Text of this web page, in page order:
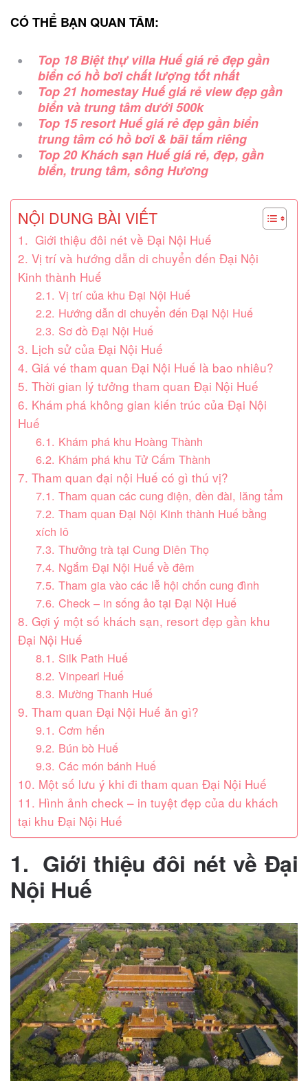
CÓ THỂ BẠN QUAN TÂM:
Top 18 Biệt thự villa Huế giá rẻ đẹp gần
biển có hồ bơi chất lượng tốt nhất
Top 21 homestay Huế giá rẻ view đẹp gần
biển và trung tâm dưới 500k
Top 15 resort Huế giá rẻ đẹp gần biển
trung tâm có hồ bơi & bãi tắm riêng
Top 20 Khách sạn Huế giá rẻ, đẹp, gần
biển, trung tâm, sông Hương
NỘI DUNG BÀI VIẾT
1. Giới thiệu đôi nét về Đại Nội Huế
2. Vị trí và hướng dẫn di chuyển đến Đại Nội
Kinh thành Huế
2.1. Vị trí của khu Đại Nội Huế
2.2. Hướng dẫn di chuyển đến Đại Nội Huế
2.3. Sơ đồ Đại Nội Huế
3. Lịch sử của Đại Nội Huế
4. Giá vé tham quan Đại Nội Huế là bao nhiêu?
5. Thời gian lý tưởng tham quan Đại Nội Huế
6. Khám phá không gian kiến trúc của Đại Nội
Huế
6.1. Khám phá khu Hoàng Thành
6.2. Khám phá khu Tử Cấm Thành
7. Tham quan đại nội Huế có gì thú vị?
7.1. Tham quan các cung điện, đền đài, lăng tẩm
7.2. Tham quan Đại Nội Kinh thành Huế bằng
xích lô
7.3. Thưởng trà tại Cung Diên Thọ
7.4. Ngắm Đại Nội Huế về đêm
7.5. Tham gia vào các lễ hội chốn cung đình
7.6. Check – in sống ảo tại Đại Nội Huế
8. Gợi ý một số khách sạn, resort đẹp gần khu
Đại Nội Huế
8.1. Silk Path Huế
8.2. Vinpearl Huế
8.3. Mường Thanh Huế
9. Tham quan Đại Nội Huế ăn gì?
9.1. Cơm hến
9.2. Bún bò Huế
9.3. Các món bánh Huế
10. Một số lưu ý khi đi tham quan Đại Nội Huế
11. Hình ảnh check – in tuyệt đẹp của du khách
tại khu Đại Nội Huế
1. Giới thiệu đôi nét về Đại
Nội Huế